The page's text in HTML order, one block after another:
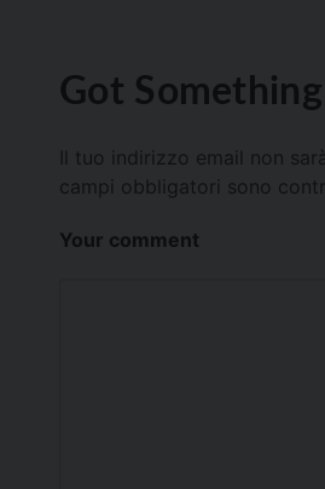
Got Something
Il tuo indirizzo email non
campi obbligatori sono
Your comment